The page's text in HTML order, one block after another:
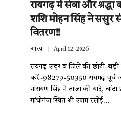
रायगढ़ में सेवा और श्रद्धा
शशि मोहन सिंह ने ससुर
वितरण!!
आस्था April 12, 2026
रायगढ़ शहर व जिले की छोटी-
करें~98279-50350 रायगढ़ पूर्व
नारायण सिंह ने ताजा की यादें,
गांधीगंज स्थित श्री श्याम रसोई…